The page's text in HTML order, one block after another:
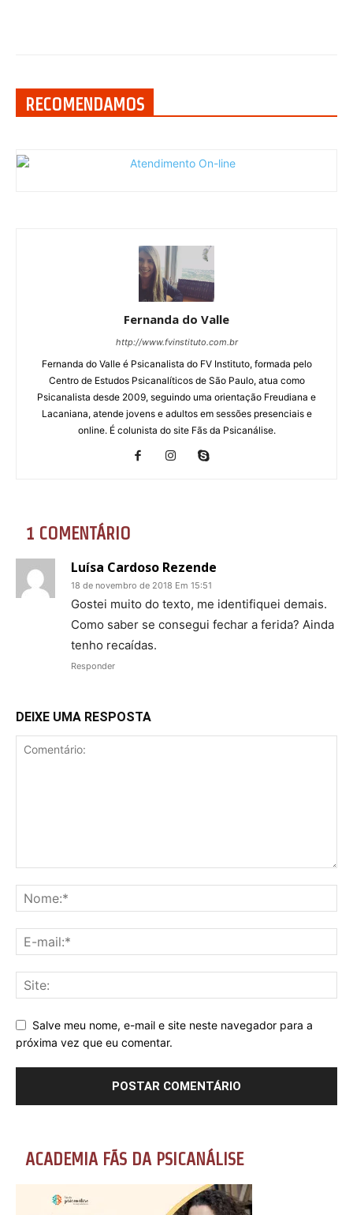
RECOMENDAMOS
Fernanda do Valle
http://www.fvinstituto.com.br
Fernanda do Valle é Psicanalista do FV Instituto, formada pelo
Centro de Estudos Psicanalíticos de São Paulo, atua como
Psicanalista desde 2009, seguindo uma orientação Freudiana e
Lacaniana, atende jovens e adultos em sessões presenciais e
online. É colunista do site Fãs da Psicanálise.
1 COMENTÁRIO
Luísa Cardoso Rezende
18 de novembro de 2018 Em 15:51
Gostei muito do texto, me identifiquei demais.
Como saber se consegui fechar a ferida? Ainda
tenho recaídas.
Responder
DEIXE UMA RESPOSTA
Salve meu nome, e-mail e site neste navegador para a
próxima vez que eu comentar.
ACADEMIA FÃS DA PSICANÁLISE